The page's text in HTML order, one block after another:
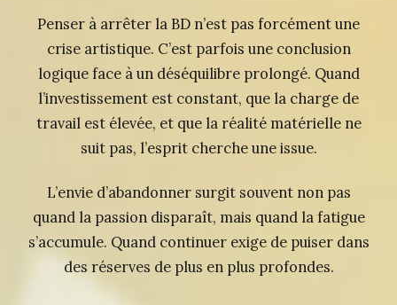
Penser à arrêter la BD n’est pas forcément une
crise artistique. C’est parfois une conclusion
logique face à un déséquilibre prolongé. Quand
l’investissement est constant, que la charge de
travail est élevée, et que la réalité matérielle ne
suit pas, l’esprit cherche une issue.
L’envie d’abandonner surgit souvent non pas
quand la passion disparaît, mais quand la fatigue
s’accumule. Quand continuer exige de puiser dans
des réserves de plus en plus profondes.